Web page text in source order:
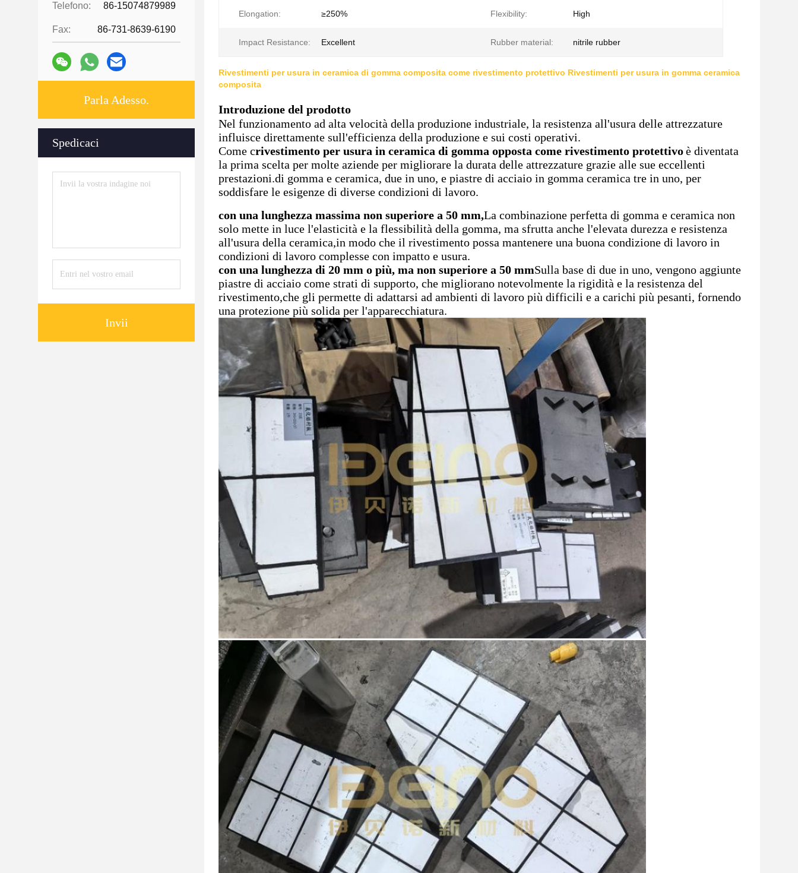
Telefono: 86-15074879989
Fax: 86-731-8639-6190
Parla Adesso.
Spedicaci
Invii
Elongation: ≥250% Flexibility: High
Impact Resistance: Excellent Rubber material: nitrile rubber
Rivestimenti per usura in ceramica di gomma composita come rivestimento protettivo Rivestimenti per usura in gomma ceramica
composita
Introduzione del prodotto
Nel funzionamento ad alta velocità della produzione industriale, la resistenza all'usura delle attrezzature
influisce direttamente sull'efficienza della produzione e sui costi operativi.
Come crivestimento per usura in ceramica di gomma opposta come rivestimento protettivoè diventata
la prima scelta per molte aziende per migliorare la durata delle attrezzature grazie alle sue eccellenti
prestazioni.di gomma e ceramica, due in uno, e piastre di acciaio in gomma ceramica tre in uno, per
soddisfare le esigenze di diverse condizioni di lavoro.
con una lunghezza massima non superiore a 50 mm,La combinazione perfetta di gomma e ceramica non
solo mette in luce l'elasticità e la flessibilità della gomma, ma sfrutta anche l'elevata durezza e resistenza
all'usura della ceramica,in modo che il rivestimento possa mantenere una buona condizione di lavoro in
condizioni di lavoro complesse con impatto e usura.
con una lunghezza di 20 mm o più, ma non superiore a 50 mmSulla base di due in uno, vengono aggiunte
piastre di acciaio come strati di supporto, che migliorano notevolmente la rigidità e la resistenza del
rivestimento,che gli permette di adattarsi ad ambienti di lavoro più difficili e a carichi più pesanti, fornendo
una protezione più solida per l'apparecchiatura.